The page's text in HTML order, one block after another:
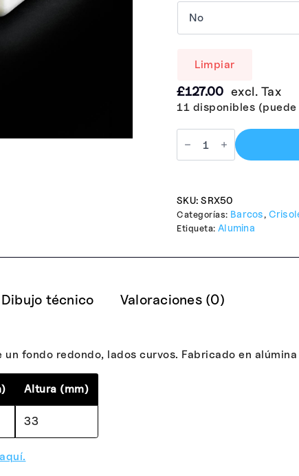
Limpiar
£127.00 excl. Tax
11 disponibles (puede
SKU:SRX50
Categorías: Barcos ,
Etiqueta: Alumina
Dibujo técnico Valoraciones (0)
fondo redondo, lados curvos. Fabricado en
Altura (mm)
33